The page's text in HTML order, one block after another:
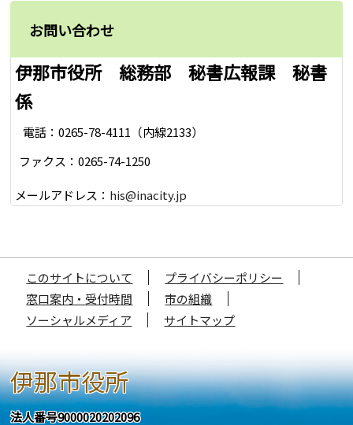
お問い合わせ
伊那市役所 総務部 秘書広報課 秘書
係
電話：0265-78-4111（内線2133）
ファクス：0265-74-1250
メールアドレス： his@inacity.jp
このサイトについて
プライバシーポリシー
窓口案内・受付時間
市の組織
ソーシャルメディア
サイトマップ
伊那市役所
法人番号9000020202096